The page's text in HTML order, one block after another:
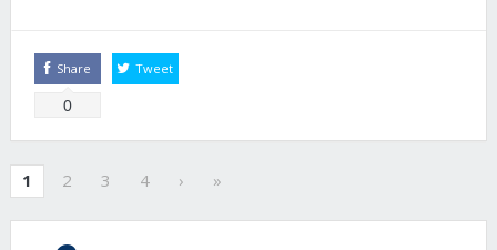
Share
0
Tweet
1 2 3 4 › »